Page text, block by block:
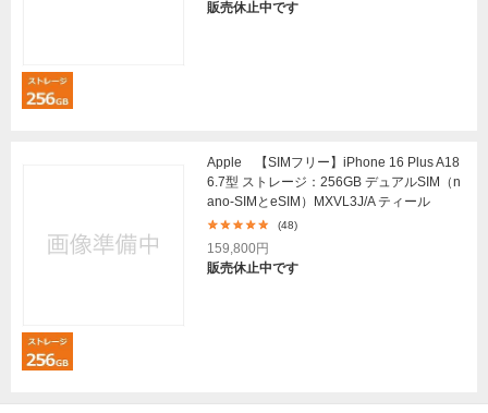
販売休止中です
Apple 【SIMフリー】iPhone 16 Plus A18
6.7型 ストレージ：256GB デュアルSIM（n
ano-SIMとeSIM）MXVL3J/A ティール
(48)
159,800円
販売休止中です